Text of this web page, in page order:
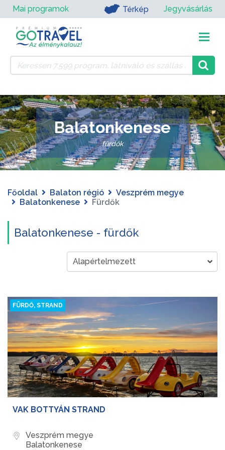
Mai programok Térkép Jegyvásárlás
Balatonkenese
fürdők
Főoldal Balaton régió
Veszprém megye
Balatonkenese
Fürdők
Balatonkenese - fürdők
FÜRDŐ, STRAND
VAK BOTTYÁN STRAND
Veszprém megye
Balatonkenese